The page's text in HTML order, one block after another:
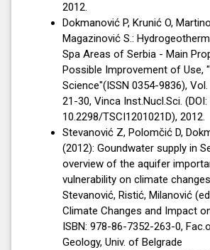
2012.
Dokmanović P, Krunić O,
Magazinović S.:
Spa Areas of Serbia - Main
Possible Improvement of Use,
Science"(ISSN 0354-9836), Vol.
21-30, Vinca Inst.Nucl.Sci. (DOI:
10.2298/TSCI1201021D), 2012.
Stevanović Z, Polomčić D,
(2012): Goundwater supply in
overview of the aquifer
vulnerability on climate
Stevanović, Ristić, Milanović
Climate Changes and Impact
ISBN: 978-86-7352-263-0,
Geology, Univ. of Belgrade